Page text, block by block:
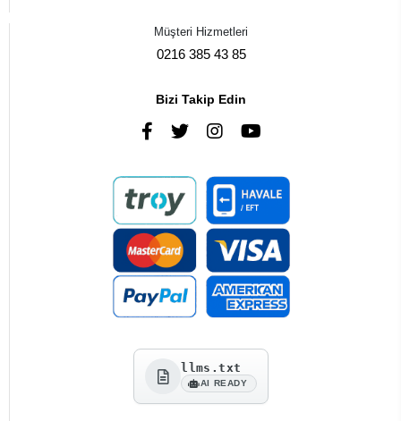
Müşteri Hizmetleri
0216 385 43 85
Bizi Takip Edin
llms.txt
AI READY